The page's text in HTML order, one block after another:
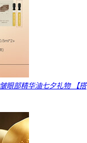
眼部精华油七夕礼物 【搭